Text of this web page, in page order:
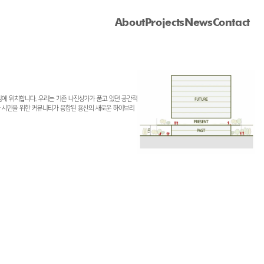
AboutProjectsNewsContact
위치합니다. 우리는 기존 나진상가가 품고 있던 공간적
을 위한 커뮤니티가 융합된 용산의 새로운 하이브리